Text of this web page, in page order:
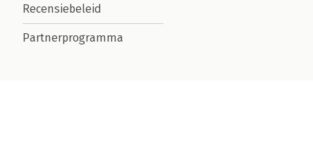
Recensiebeleid
Partnerprogramma